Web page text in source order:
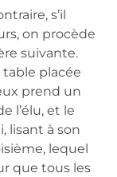
s’il
on procède
suivante.
table placée
prend un
l’élu, et le
lisant à son
lequel
que tous les